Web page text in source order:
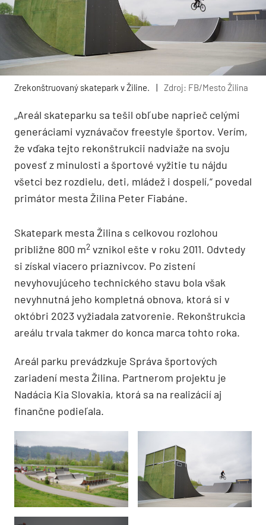
Zrekonštruovaný skatepark v Žiline. Zdroj: FB/Mesto Žilina
„Areál skateparku sa tešil obľube naprieč celými
generáciami vyznávačov freestyle športov. Verím,
že vďaka tejto rekonštrukcii nadviaže na svoju
povesť z minulosti a športové vyžitie tu nájdu
všetci bez rozdielu, deti, mládež i dospelí,“ povedal
primátor mesta Žilina Peter Fiabáne.
Skatepark mesta Žilina s celkovou rozlohou
približne 800 m2 vznikol ešte v roku 2011. Odvtedy
si získal viacero priaznivcov. Po zistení
nevyhovujúceho technického stavu bola však
nevyhnutná jeho kompletná obnova, ktorá si v
októbri 2023 vyžiadala zatvorenie. Rekonštrukcia
areálu trvala takmer do konca marca tohto roka.
Areál parku prevádzkuje Správa športových
zariadení mesta Žilina. Partnerom projektu je
Nadácia Kia Slovakia, ktorá sa na realizácií aj
finančne podieľala.